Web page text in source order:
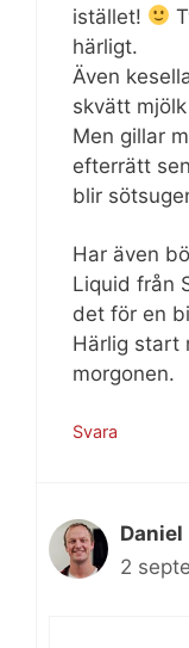
istället!
härligt.
Även
skvätt
Men gillar
efterrätt
blir
Har även
Liquid från
det för en
Härlig start
morgonen.
Svara
Daniel
2